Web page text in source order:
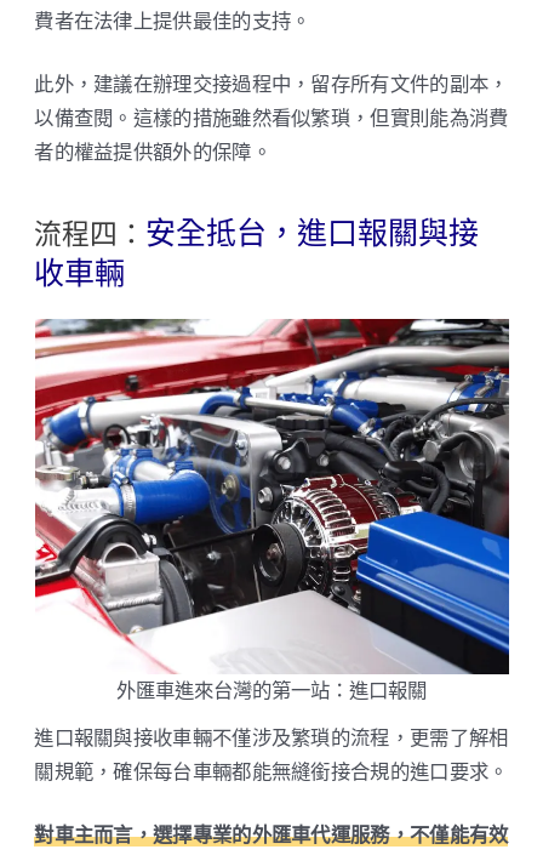
費者在法律上提供最佳的支持。
此外，建議在辦理交接過程中，留存所有文件的副本，
以備查閱。這樣的措施雖然看似繁瑣，但實則能為消費
者的權益提供額外的保障。
流程四： 安全抵台，進口報關與接
收車輛
外匯車進來台灣的第一站：進口報關
進口報關與接收車輛不僅涉及繁瑣的流程，更需了解相
關規範，確保每台車輛都能無縫銜接合規的進口要求。
對車主而言，選擇專業的外匯車代運服務，不僅能有效